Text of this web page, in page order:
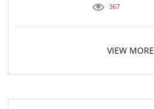
367
VIEW MORE